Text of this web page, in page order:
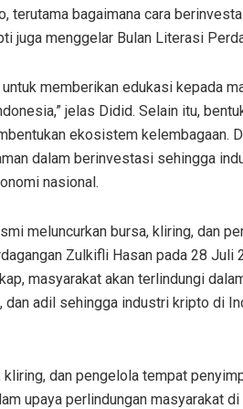
terutama bagaimana cara
juga menggelar Bulan Literasi
memberikan edukasi kepada
jelas Didid. Selain itu,
ekosistem kelembagaan.
dalam berinvestasi sehingga
nasional.
meluncurkan bursa, kliring, dan
Zulkifli Hasan pada 28 Juli
masyarakat akan terlindungi
adil sehingga industri kripto di
dan pengelola tempat
upaya perlindungan masyarakat